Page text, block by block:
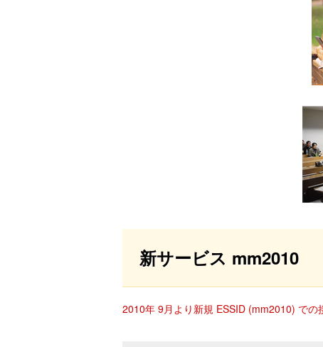
新サービス mm2010
2010年 9月より新規 ESSID (mm2010) での